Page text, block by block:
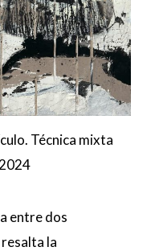
Técnica mixta
entre dos
la